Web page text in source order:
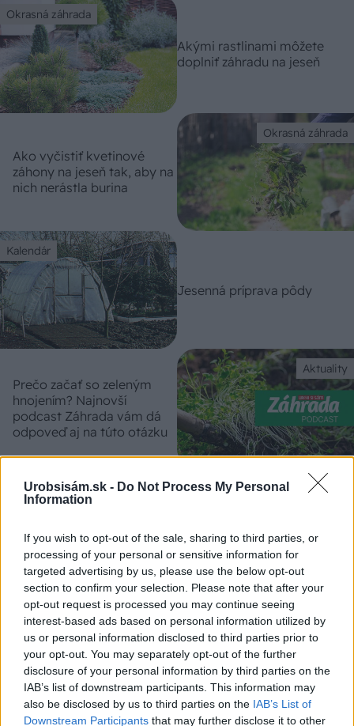
Urobsisám.sk - Do Not Process My Personal
Information
If you wish to opt-out of the sale, sharing to third parties, or
processing of your personal or sensitive information for
targeted advertising by us, please use the below opt-out
section to confirm your selection. Please note that after your
opt-out request is processed you may continue seeing
interest-based ads based on personal information utilized by
us or personal information disclosed to third parties prior to
your opt-out. You may separately opt-out of the further
disclosure of your personal information by third parties on the
IAB’s list of downstream participants. This information may
also be disclosed by us to third parties on the IAB’s List of
Downstream Participants that may further disclose it to other
Okrasná záhrada
Akými rastlinami môžete
doplniť záhradu na jeseň
Okrasná záhrada
Ako vyčistiť kvetinové
záhony na jeseň tak, aby na
nich nerástla burina
Kalendár
Jesenná príprava pôdy
Aktuality
Prečo začať so zeleným
hnojením? Najnovší
podcast Záhrada vám dá
odpoveď aj na túto otázku
Využite časť na zelené
hnojenie, odporúča Martin
Čurda
Záhrada
Letničková lúka vás zaplaví
farbami na celú sezónu.
Viete, ako a kedy ju vysiať?